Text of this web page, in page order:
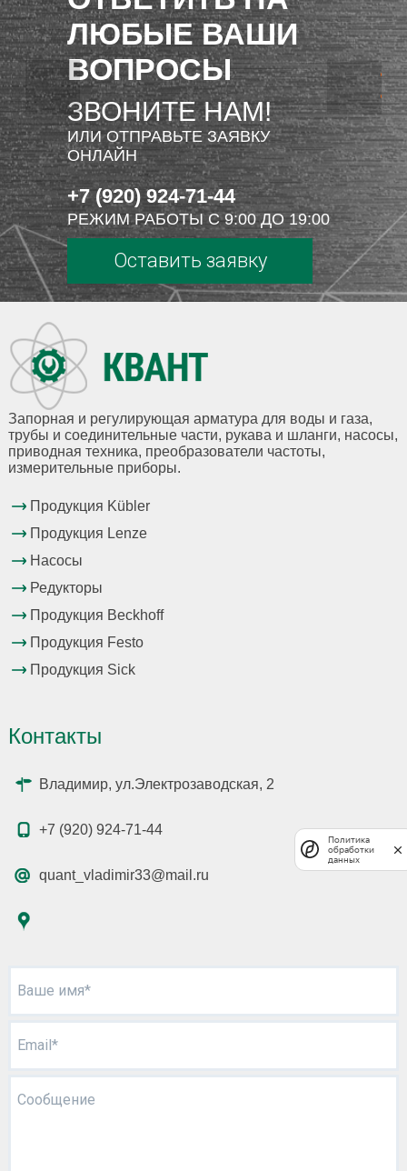
ЛЮБЫЕ ВАШИ
ВОПРОСЫ
ЗВОНИТЕ НАМ!
ИЛИ ОТПРАВЬТЕ ЗАЯВКУ
ОНЛАЙН
+7 (920) 924-71-44
РЕЖИМ РАБОТЫ С 9:00 ДО 19:00
Оставить заявку
Запорная и регулирующая арматура для воды и газа,
трубы и соединительные части, рукава и шланги, насосы,
приводная техника, преобразователи частоты,
измерительные приборы.
Продукция Kübler
Продукция Lenze
Насосы
Редукторы
Продукция Beckhoff
Продукция Festo
Продукция Sick
Контакты
Владимир, ул.Электрозаводская, 2
+7 (920) 924-71-44
quant_vladimir33@mail.ru
Ваше имя*
Email*
Сообщение
Политика
обработки
данных